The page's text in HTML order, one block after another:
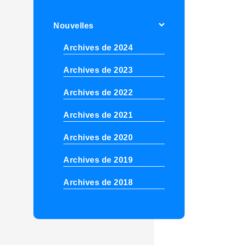
Nouvelles
Archives de 2024
Archives de 2023
Archives de 2022
Archives de 2021
Archives de 2020
Archives de 2019
Archives de 2018